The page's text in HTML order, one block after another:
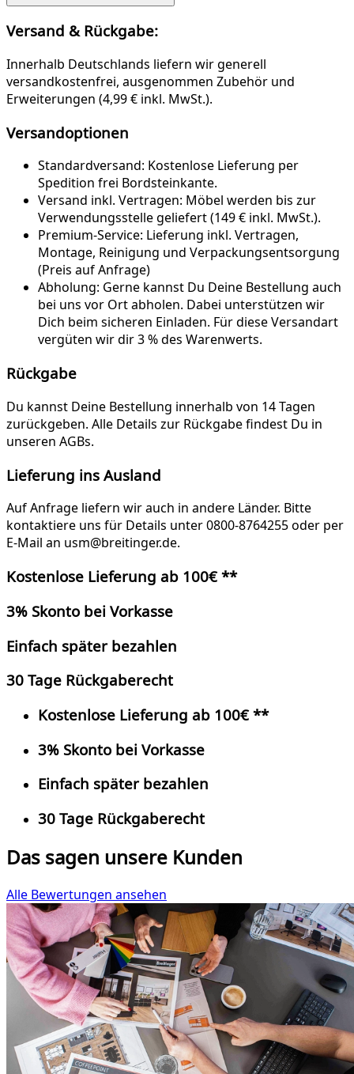
Versand & Rückgabe:
Innerhalb Deutschlands liefern wir generell
versandkostenfrei, ausgenommen Zubehör und
Erweiterungen (4,99 € inkl. MwSt.).
Versandoptionen
Standardversand: Kostenlose Lieferung per
Spedition frei Bordsteinkante.
Versand inkl. Vertragen: Möbel werden bis zur
Verwendungsstelle geliefert (149 € inkl. MwSt.).
Premium-Service: Lieferung inkl. Vertragen,
Montage, Reinigung und Verpackungsentsorgung
(Preis auf Anfrage)
Abholung: Gerne kannst Du Deine Bestellung auch
bei uns vor Ort abholen. Dabei unterstützen wir
Dich beim sicheren Einladen. Für diese Versandart
vergüten wir dir 3 % des Warenwerts.
Rückgabe
Du kannst Deine Bestellung innerhalb von 14 Tagen
zurückgeben. Alle Details zur Rückgabe findest Du in
unseren AGBs.
Lieferung ins Ausland
Auf Anfrage liefern wir auch in andere Länder. Bitte
kontaktiere uns für Details unter 0800-8764255 oder per
E-Mail an usm@breitinger.de.
Kostenlose Lieferung ab 100€ **
3% Skonto bei Vorkasse
Einfach später bezahlen
30 Tage Rückgaberecht
Kostenlose Lieferung ab 100€ **
3% Skonto bei Vorkasse
Einfach später bezahlen
30 Tage Rückgaberecht
Das sagen unsere Kunden
Alle Bewertungen ansehen